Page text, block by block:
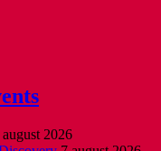
august 2026